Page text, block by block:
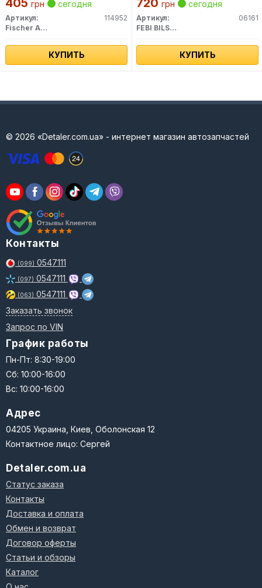
405 грн сегодня
Артикул:
114952
Fischer Automotive One (FA1)
КУПИТЬ
720 грн сегодня
Артикул:
06161
FEBI BILSTEIN
КУПИТЬ
© 2026 «Detaler.com.ua» - интернет магазин автозапчастей
Контакты
(099) 0547111
(097) 0547111
(063) 0547111
Заказать звонок
Запрос по VIN
График работы
Пн-Пт: 8:30-19:00
Сб: 10:00-16:00
Вс: 10:00-16:00
Адрес
04205 Украина, Киев, Оболонская 12
Контактное лицо: Сергей
Detaler.com.ua
Статус заказа
Контакты
Доставка и оплата
Обмен и возврат
Договор оферты
Статьи и обзоры
Каталог